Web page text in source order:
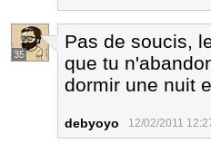
35
Pas de soucis,
que tu
dormir une nuit
debyoyo 12/02/2011